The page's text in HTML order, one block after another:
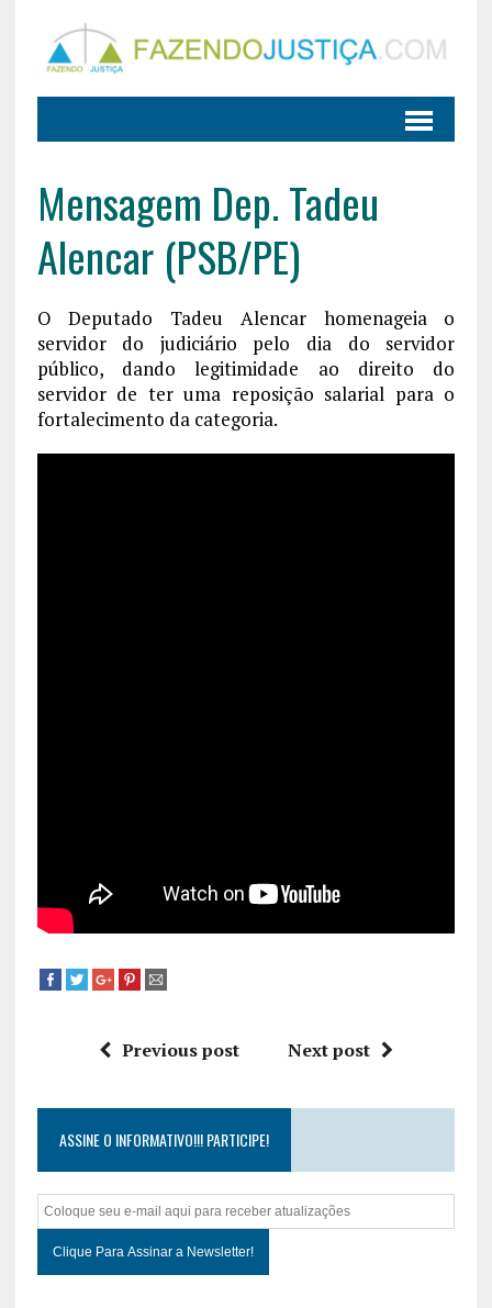
Mensagem Dep. Tadeu
Alencar (PSB/PE)
O Deputado Tadeu Alencar homenageia o
servidor do judiciário pelo dia do servidor
público, dando legitimidade ao direito do
servidor de ter uma reposição salarial para o
fortalecimento da categoria.
Previous post Next post
ASSINE O INFORMATIVO!!! PARTICIPE!